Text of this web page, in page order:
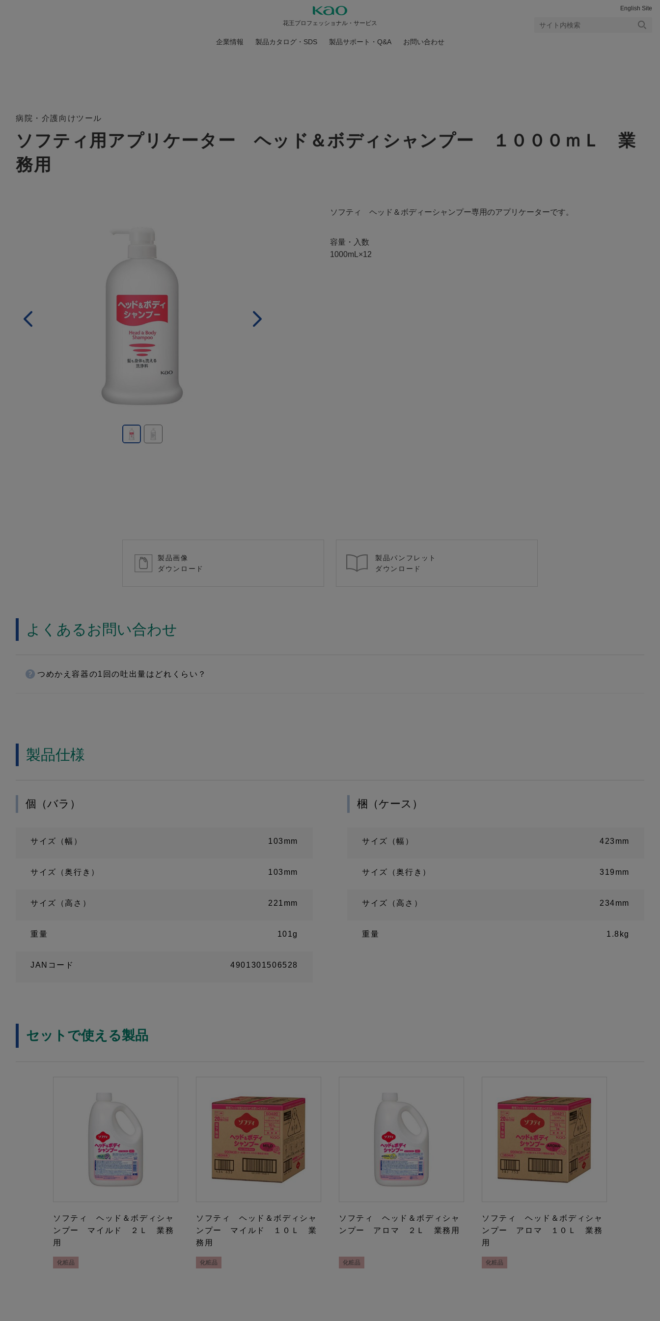
花王プロフェッショナル・サービス
English Site
企業情報 製品カタログ・SDS 製品サポート・Q&A お問い合わせ
病院・介護向けツール
ソフティ用アプリケーター ヘッド＆ボディシャンプー １０００ｍＬ 業
務用
ソフティ ヘッド＆ボディーシャンプー専用のアプリケーターです。
容量・入数
1000mL×12
製品画像
ダウンロード
製品パンフレット
ダウンロード
よくあるお問い合わせ
つめかえ容器の1回の吐出量はどれくらい？
製品仕様
個（バラ）
サイズ（幅） 103mm
サイズ（奥行き） 103mm
サイズ（高さ） 221mm
重量 101g
JANコード 4901301506528
梱（ケース）
サイズ（幅） 423mm
サイズ（奥行き） 319mm
サイズ（高さ） 234mm
重量 1.8kg
セットで使える製品
ソフティ ヘッド＆ボディシャ
ンプー マイルド ２Ｌ 業務
用
化粧品
ソフティ ヘッド＆ボディシャ
ンプー マイルド １０Ｌ 業
務用
化粧品
ソフティ ヘッド＆ボディシャ
ンプー アロマ ２Ｌ 業務用
化粧品
ソフティ ヘッド＆ボディシャ
ンプー アロマ １０Ｌ 業務
用
化粧品